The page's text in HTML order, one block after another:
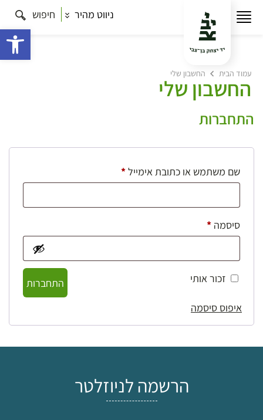
ניווט מהיר חיפוש
עמוד הבית החשבון שלי
החשבון שלי
התחברות
שם משתמש או כתובת אימייל*חובה
סיסמה *חובה
זכור אותי
התחברות
איפוס סיסמה
הרשמה לניוזלטר